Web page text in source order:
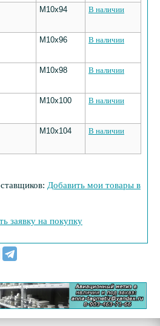
M10х94 В наличии
M10х96 В наличии
M10х98 В наличии
M10х100 В наличии
M10х104 В наличии
Добавить мои товары в
заявку на покупку